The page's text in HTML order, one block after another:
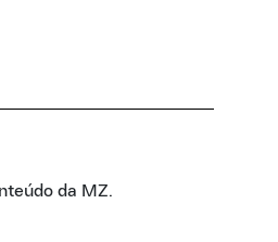
da MZ.